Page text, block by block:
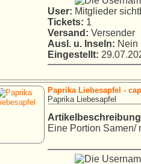
User:
Tickets: 1
Versand: Versender
Ausl. u. Inseln: Nein
Eingestellt:
Paprika Liebesapfel -
Paprika Liebesapfel
Eine Portion Samen/